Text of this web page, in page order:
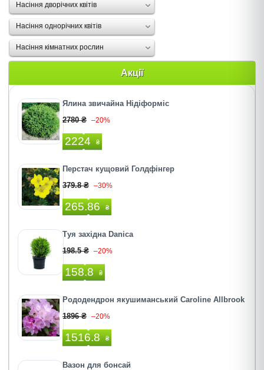
Насіння дворічних квітів
Насіння однорічних квітів
Насіння кімнатних рослин
Акції
Ялина звичайна Нідіформіс
2780 ₴ –20%
2224 ₴
Перстач кущовий Голдфінгер
379.8 ₴ –30%
265.86 ₴
Туя західна Danica
198.5 ₴ –20%
158.8 ₴
Рододендрон якушиманський Caroline Allbrook
1896 ₴ –20%
1516.8 ₴
Вазон для бонсай